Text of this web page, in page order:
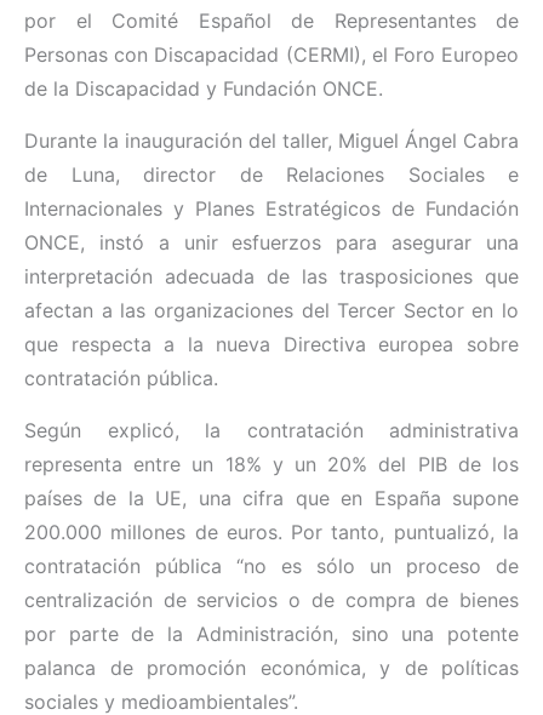
por el Comité Español de Representantes de
Personas con Discapacidad (CERMI), el Foro Europeo
de la Discapacidad y Fundación ONCE.
Durante la inauguración del taller, Miguel Ángel Cabra
de Luna, director de Relaciones Sociales e
Internacionales y Planes Estratégicos de Fundación
ONCE, instó a unir esfuerzos para asegurar una
interpretación adecuada de las trasposiciones que
afectan a las organizaciones del Tercer Sector en lo
que respecta a la nueva Directiva europea sobre
contratación pública.
Según explicó, la contratación administrativa
representa entre un 18% y un 20% del PIB de los
países de la UE, una cifra que en España supone
200.000 millones de euros. Por tanto, puntualizó, la
contratación pública “no es sólo un proceso de
centralización de servicios o de compra de bienes
por parte de la Administración, sino una potente
palanca de promoción económica, y de políticas
sociales y medioambientales”.